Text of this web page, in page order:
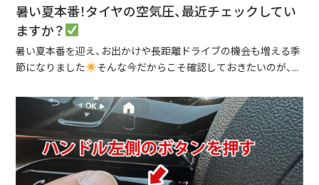
暑い夏本番！タイヤの空気圧、最近チェックしてい
ますか？
暑い夏本番を迎え、お出かけや長距離ドライブの機会も増える季
節になりました
そんな今だからこそ確認しておきたいのが、...